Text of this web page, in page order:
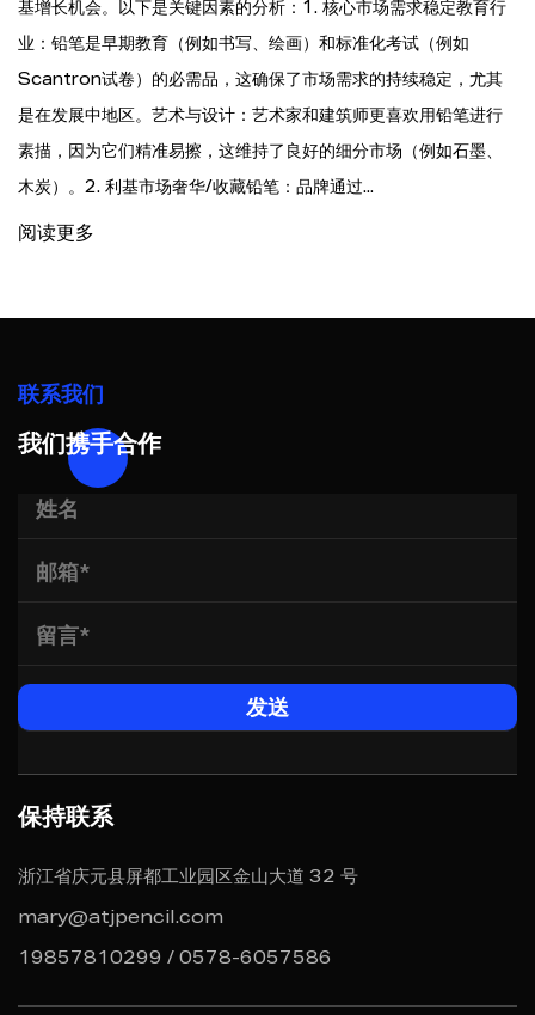
基增长机会。以下是关键因素的分析：1. 核心市场需求稳定教育行
业：铅笔是早期教育（例如书写、绘画）和标准化考试（例如
Scantron试卷）的必需品，这确保了市场需求的持续稳定，尤其
是在发展中地区。艺术与设计：艺术家和建筑师更喜欢用铅笔进行
素描，因为它们精准易擦，这维持了良好的细分市场（例如石墨、
木炭）。2. 利基市场奢华/收藏铅笔：品牌通过...
阅读更多
联系我们
我们携手合作
保持联系
浙江省庆元县屏都工业园区金山大道 32 号
mary@atjpencil.com
19857810299 / 0578-6057586